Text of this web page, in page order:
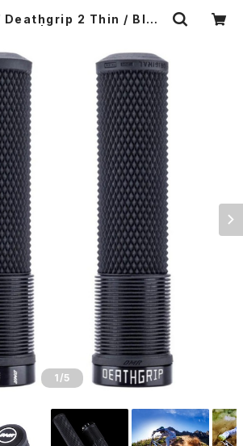
Deathgrip 2 Thin / Blac
1 /5